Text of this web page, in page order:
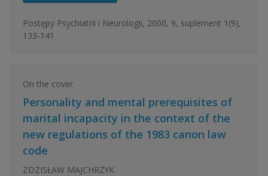
Postępy Psychiatrii i Neurologii, 2000, 9, suplement 1(9),
133-141
On the cover
Personality and mental prerequisites of
marital incapacity in the context of the
new regulations of the 1983 canon law
code
ZDZISŁAW MAJCHRZYK